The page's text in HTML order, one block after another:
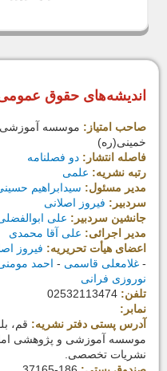
اندیشه‌های حقوق
صاحب امتیاز: موسسه آموزشی
خمینی(ره)
فاصله انتشار: دو فصلنامه
رتبه نشریه: علمی
مدیر مسئول: سیدابراهیم
سردبیر: فیروز اصلانی
جانشین سردبیر: علی
مدیر اجرائی: علی آقا محمدی
اعضای هیأت تحریریه: فیروز
- غلامعلی قاسمی - احمد
نوروزی فرانی
تلفن: 02532113474
نمابر:
آدرس پستی دفتر نشریه: قم،
موسسه آموزشی و پژوهشی
نشریات تخصصی.